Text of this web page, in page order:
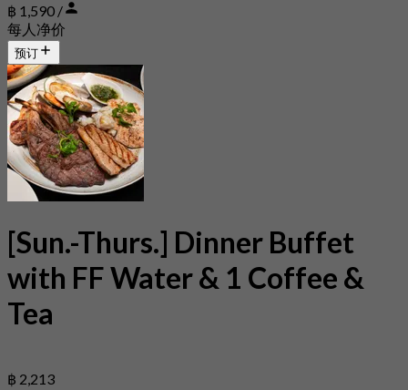
฿ 1,590 /
每人净价
预订
[Sun.-Thurs.] Dinner Buffet
with FF Water & 1 Coffee &
Tea
฿ 2,213